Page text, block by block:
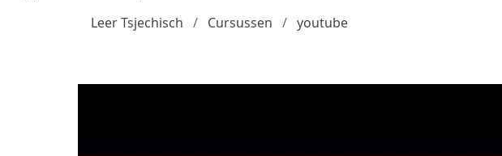
Leer Tsjechisch
Cursussen youtube